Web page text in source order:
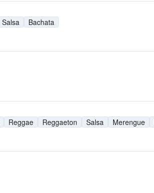
Salsa
Bachata
Reggae Reggaeton Salsa Merengue